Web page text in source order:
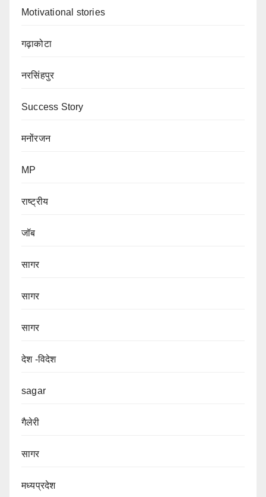
Motivational stories
गढ़ाकोटा
नरसिंहपुर
Success Story
मनोंरजन
MP
राष्ट्रीय
जॉब
सागर
सागर
सागर
देश -विदेश
sagar
गैलेरी
सागर
मध्यप्रदेश